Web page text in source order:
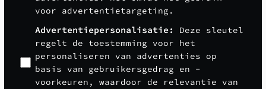
voor advertentietargeting.
Advertentiepersonalisatie:
Deze sleutel
regelt de toestemming voor het
personaliseren van advertenties op
basis van gebruikersgedrag en -
voorkeuren, waardoor de relevantie van